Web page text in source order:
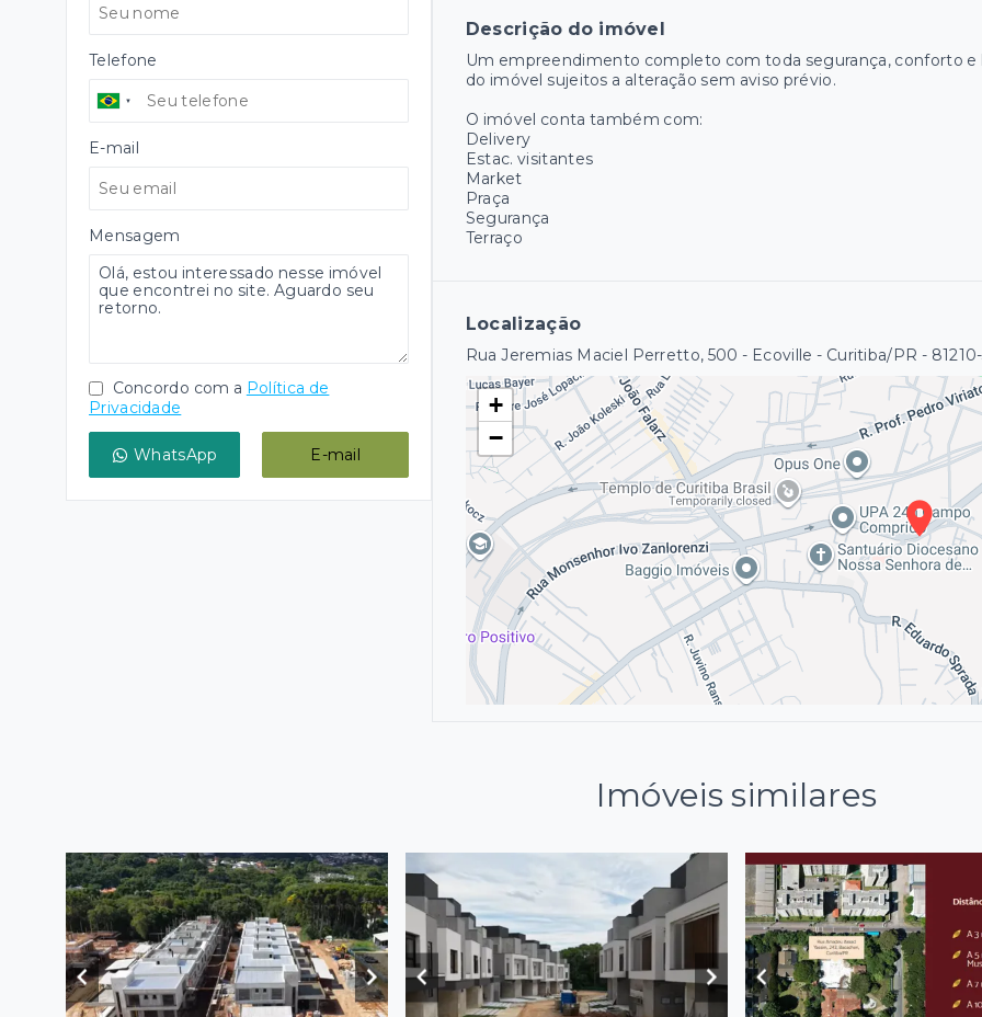
Descrição do imóvel
Um empreendimento completo com toda segurança, conforto
do imóvel sujeitos a alteração sem aviso prévio.
O imóvel conta também com:
Delivery
Estac. visitantes
Market
Praça
Segurança
Terraço
Localização
Rua Jeremias Maciel Perretto, 500 - Ecoville - Curitiba/PR -
+
−
Telefone
E-mail
Mensagem
Concordo com a Política de
Privacidade
WhatsApp E-mail
Imóveis similares